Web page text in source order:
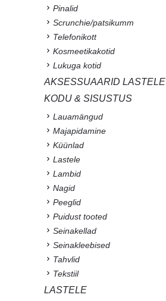
Pinalid
Scrunchie/patsikumm
Telefonikott
Kosmeetikakotid
Lukuga kotid
AKSESSUAARID LASTELE
KODU & SISUSTUS
Lauamängud
Majapidamine
Küünlad
Lastele
Lambid
Nagid
Peeglid
Puidust tooted
Seinakellad
Seinakleebised
Tahvlid
Tekstiil
LASTELE